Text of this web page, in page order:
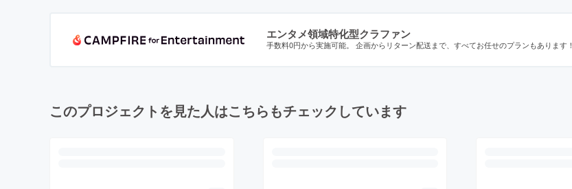
エンタメ領域特化型クラファン
手数料0円から実施可能。 企画からリターン配送まで、すべてお任せのプランもあります！
このプロジェクトを見た人はこちらもチェックしています